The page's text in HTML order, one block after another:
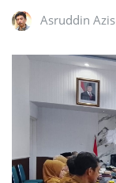
Asruddin Azis